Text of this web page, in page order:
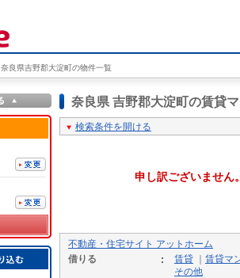
奈良県吉野郡大淀町の物件一覧
奈良県 吉野郡大淀町の賃貸
検索条件を開ける
申し訳ございません
不動産・住宅サイト アットホーム
借りる
賃貸
賃貸マ
その他